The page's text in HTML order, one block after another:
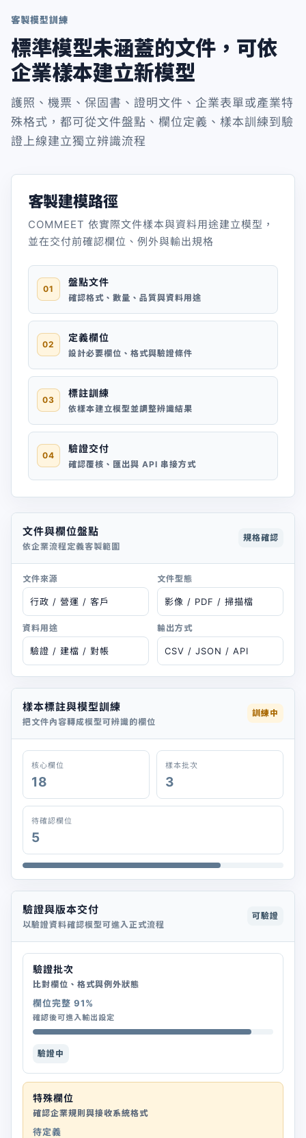
客製模型訓練
標準模型未涵蓋的文件，可依
企業樣本建立新模型
護照、機票、保固書、證明文件、企業表單或產業特
殊格式，都可從文件盤點、欄位定義、樣本訓練到驗
證上線建立獨立辨識流程
客製建模路徑
COMMEET 依實際文件樣本與資料用途建立模型，
並在交付前確認欄位、例外與輸出規格
01
盤點文件
確認格式、數量、品質與資料用途
02
定義欄位
設計必要欄位、格式與驗證條件
03
標註訓練
依樣本建立模型並調整辨識結果
04
驗證交付
確認覆核、匯出與 API 串接方式
文件與欄位盤點
依企業流程定義客製範圍
規格確認
文件來源
行政 / 營運 / 客戶
文件型態
影像 / PDF / 掃描檔
資料用途
驗證 / 建檔 / 對帳
輸出方式
CSV / JSON / API
樣本標註與模型訓練
把文件內容轉成模型可辨識的欄位
訓練中
核心欄位
18
樣本批次
3
待確認欄位
5
驗證與版本交付
以驗證資料確認模型可進入正式流程
可驗證
驗證批次
比對欄位、格式與例外狀態
欄位完整 91%
確認後可進入輸出設定
驗證中
特殊欄位
確認企業規則與接收系統格式
待定義